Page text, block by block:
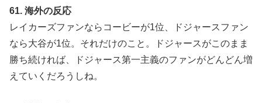
61. 海外の反応
レイカーズファンならコービーが1位、ドジャースファン
なら大谷が1位。それだけのこと。ドジャースがこのまま
勝ち続ければ、ドジャース第一主義のファンがどんどん増
えていくだろうしね。